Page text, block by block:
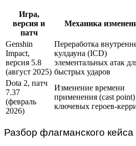
Игра,
версия и
патч
Механика
Genshin
Impact,
версия 5.8
(август 2025)
Переработка
кулдауна (ICD)
элементальных атак
быстрых ударов
Dota 2, патч
7.37
(февраль
2026)
Изменение времени
применения (cast
ключевых героев-
Разбор флагманского кейса